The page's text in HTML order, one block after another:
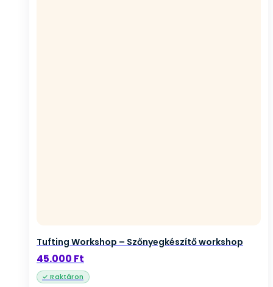
Tufting Workshop – Szőnyegkészítő workshop
45.000 Ft